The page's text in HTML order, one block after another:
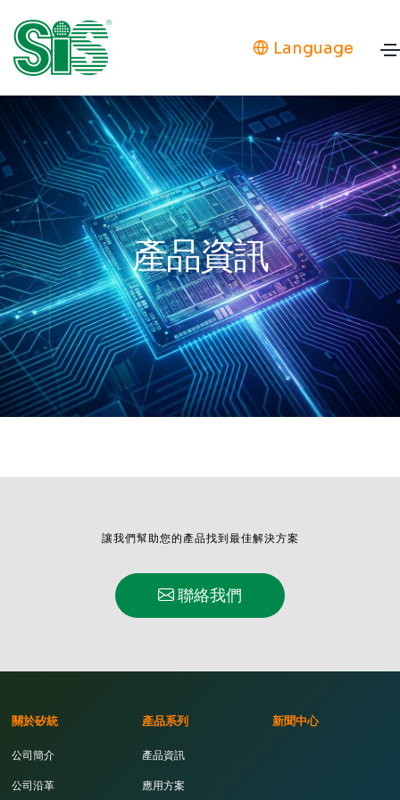
Language
產品資訊
讓我們幫助您的產品找到最佳解決方案
聯絡我們
關於矽統
公司簡介
公司沿革
產品系列
產品資訊
應用方案
新聞中心